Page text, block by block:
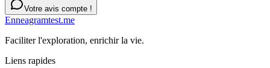
Votre avis compte !
Enneagramtest.me
Faciliter l'exploration, enrichir la vie.
Liens rapides